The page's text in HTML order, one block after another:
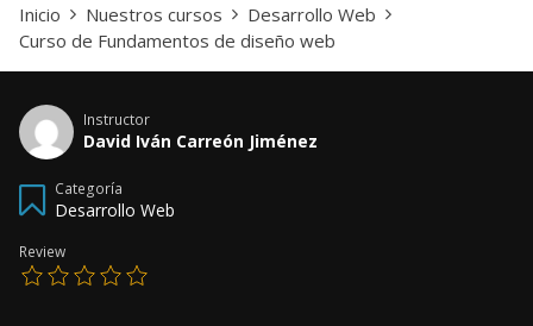
Inicio Nuestros cursos
Desarrollo Web
Curso de Fundamentos de diseño web
Instructor
David Iván Carreón Jiménez
Categoría
Desarrollo Web
Review